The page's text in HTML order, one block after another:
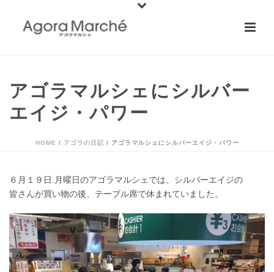
アゴラマルシェにシルバー
エイジ・パワー
HOME / アゴラの日記 / アゴラマルシェにシルバーエイジ・パワー
６月１９日.月曜日のアゴラマルシェでは、シルバーエイジの
皆さんが買い物の後、テーブル席で休まれていました。